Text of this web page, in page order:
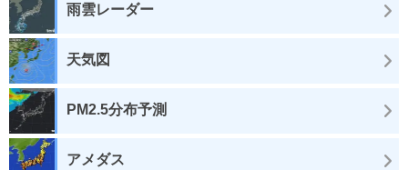
雨雲レーダー
天気図
PM2.5分布予測
アメダス